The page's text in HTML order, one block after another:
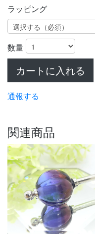
ラッピング
数量
カートに入れる
通報する
関連商品